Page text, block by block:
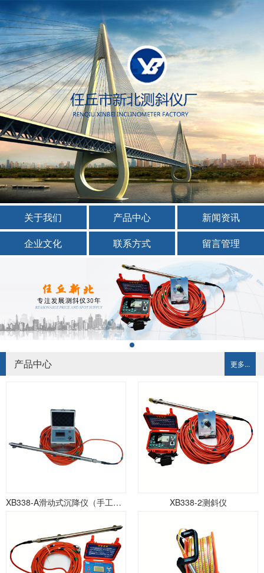
关于我们 产品中心
新闻资讯
企业文化
联系方式 留言管理
更多...
产品中心
XB338-A滑动式沉降仪（手工记录） XB338-2测斜仪